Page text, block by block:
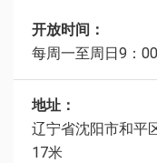
开放时间：
每周一至周日9：
地址：
辽宁省沈阳市和平
17米